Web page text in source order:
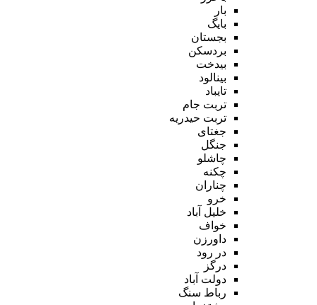
بار
بایگ
بجستان
بردسکن
بیدخت
بینالود
تایباد
تربت جام
تربت حیدریه
جغتای
جنگل
چاشلو
چکنه
چناران
خرو
خلیل آباد
خواف
داورزن
در رود
درگز
دولت آباد
رباط سنگ